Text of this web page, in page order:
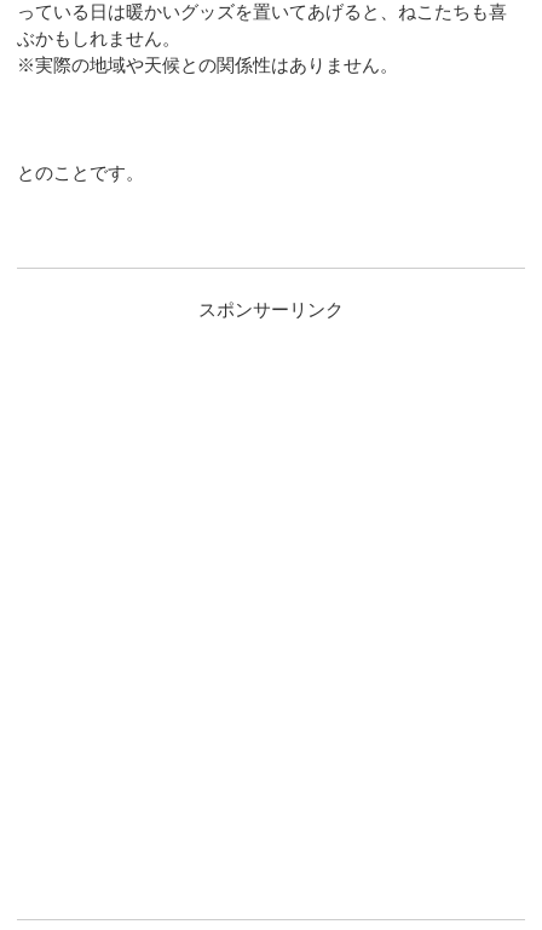
っている日は暖かいグッズを置いてあげると、ねこたちも喜
ぶかもしれません。
※実際の地域や天候との関係性はありません。
とのことです。
スポンサーリンク